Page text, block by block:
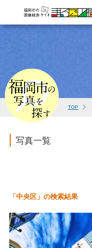
TOP
写真一覧
「中央区」の検索結果